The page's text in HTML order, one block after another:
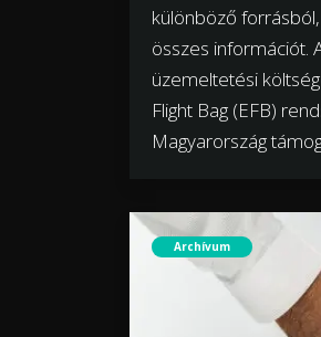
különböző
összes információt.
üzemeltetési
Flight Bag (EFB)
Magyarország
Archívum